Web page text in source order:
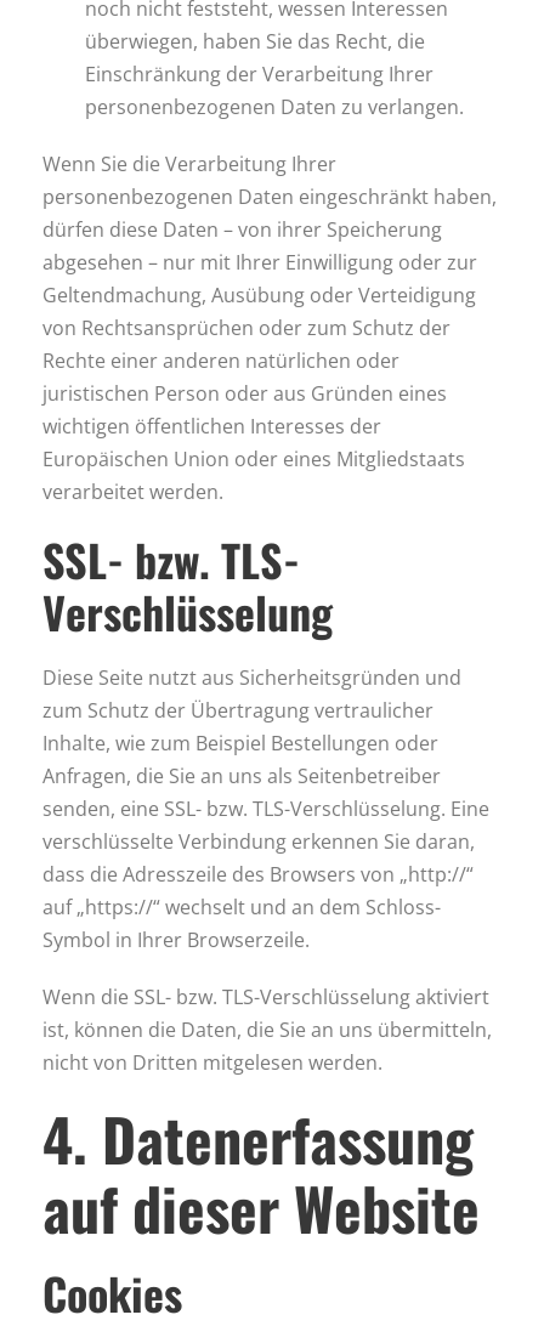
noch nicht feststeht, wessen Interessen
überwiegen, haben Sie das Recht, die
Einschränkung der Verarbeitung Ihrer
personenbezogenen Daten zu verlangen.
Wenn Sie die Verarbeitung Ihrer
personenbezogenen Daten eingeschränkt haben,
dürfen diese Daten – von ihrer Speicherung
abgesehen – nur mit Ihrer Einwilligung oder zur
Geltendmachung, Ausübung oder Verteidigung
von Rechtsansprüchen oder zum Schutz der
Rechte einer anderen natürlichen oder
juristischen Person oder aus Gründen eines
wichtigen öffentlichen Interesses der
Europäischen Union oder eines Mitgliedstaats
verarbeitet werden.
SSL- bzw. TLS-
Verschlüsselung
Diese Seite nutzt aus Sicherheitsgründen und
zum Schutz der Übertragung vertraulicher
Inhalte, wie zum Beispiel Bestellungen oder
Anfragen, die Sie an uns als Seitenbetreiber
senden, eine SSL- bzw. TLS-Verschlüsselung. Eine
verschlüsselte Verbindung erkennen Sie daran,
dass die Adresszeile des Browsers von „http://“
auf „https://“ wechselt und an dem Schloss-
Symbol in Ihrer Browserzeile.
Wenn die SSL- bzw. TLS-Verschlüsselung aktiviert
ist, können die Daten, die Sie an uns übermitteln,
nicht von Dritten mitgelesen werden.
4. Datenerfassung
auf dieser Website
Cookies